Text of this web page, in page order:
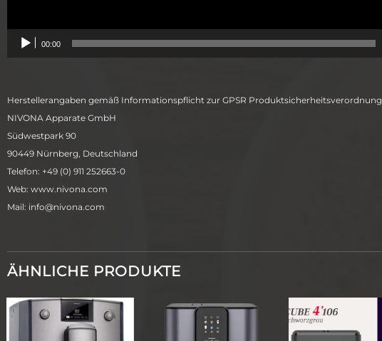
00:00
Herstellerangaben gemäß Informationspflicht zur GPSR
NIVONA Apparate GmbH
Südwestpark 90
90449 Nürnberg, Deutschland
Telefon: +49 (0) 911 252663-0
Web: www.nivona.com
Mail:
moc.a
novin
@ofni
ÄHNLICHE PRODUKTE